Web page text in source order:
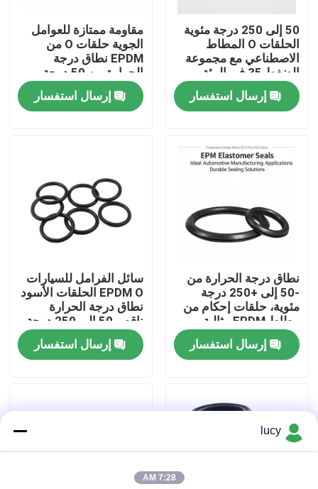
منزل
أشرطة فيديو
حول بنا
ضبط الجودة
اتصل بنا
جميع القضايا
50 إلى 250 درجة مئوية
الحلقات O المطاط
الاصطناعي مع مجموعة
الضغط 35 في المئة
مصممة لإغلاق طويل
الأمد
إرسال استفسار
مقاومة ممتازة للعوامل
الجوية حلقات O من
EPDM نطاق درجة
الحرارة من 50 درجة
مئوية تحت الصفر إلى
250 درجة مئوية مع
مقاومة تآكل فائقة
إرسال استفسار
نطاق درجة الحرارة من
-50 إلى +250 درجة
مئوية، حلقات إحكام من
مطاط EPDM مثالية
لتطبيقات تصنيع
السيارات، حلول إحكام
متينة.
إرسال استفسار
سائل الفرامل للسيارات
EPDM O الحلقات الأسود
نطاق درجة الحرارة
ناقص 50 إلى 250 درجة
عناصر الختم للأنظمة
الميكانيكيةإرسال استفسار
lucy
7:28 AM